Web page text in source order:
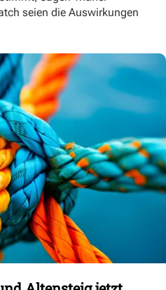
seien die Auswirkungen